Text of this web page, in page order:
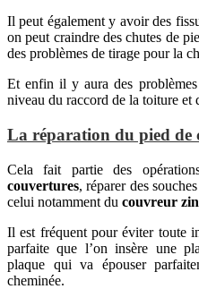
Il peut également y avoir des
on peut craindre des chutes de
des problèmes de tirage pour la
Et enfin il y aura des
niveau du raccord de la toiture et
La réparation du pied de
Cela fait partie des
couvertures, réparer des
celui notamment du couvreur
Il est fréquent pour éviter toute
parfaite que l’on insère une
plaque qui va épouser
cheminée.